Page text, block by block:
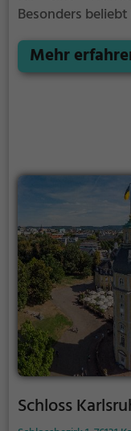
Besonders
offenbart
und bietet einen
Mehr
Schloss